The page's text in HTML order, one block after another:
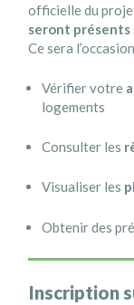
officielle du
seront présents
Ce sera
Vérifier votre
logements
Consulter les
Visualiser les
Obtenir des
Inscription